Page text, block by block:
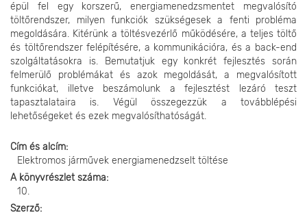
épül fel egy korszerű, energiamenedzsmentet megvalósító
töltőrendszer, milyen funkciók szükségesek a fenti probléma
megoldására. Kitérünk a töltésvezérlő működésére, a teljes töltő
és töltőrendszer felépítésére, a kommunikációra, és a back-end
szolgáltatásokra is. Bemutatjuk egy konkrét fejlesztés során
felmerülő problémákat és azok megoldását, a megvalósított
funkciókat, illetve beszámolunk a fejlesztést lezáró teszt
tapasztalataira is. Végül összegezzük a továbblépési
lehetőségeket és ezek megvalósíthatóságát.
Cím és alcím
Elektromos járművek energiamenedzselt töltése
A könyvrészlet száma
10.
Szerző